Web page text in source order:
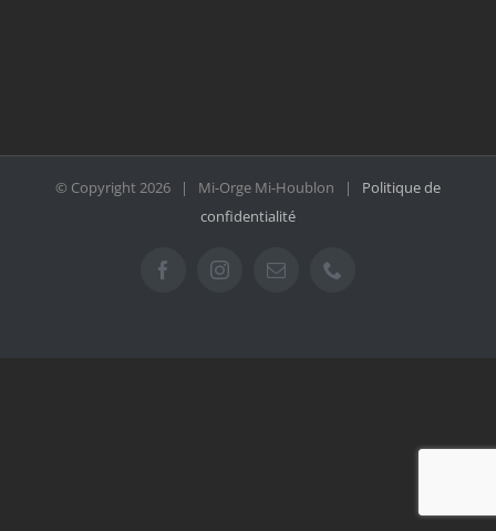
© Copyright2026 | Mi-Orge Mi-Houblon | Politique de
confidentialité
FacebookInstagramEmail